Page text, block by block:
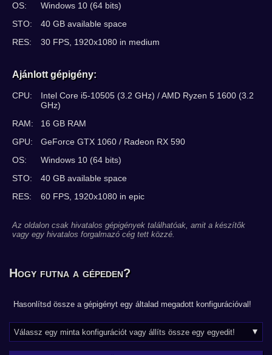
OS:
Windows 10 (64 bits)
STO:
40 GB available space
RES:
30 FPS, 1920x1080 in medium
Ajánlott gépigény:
CPU:
Intel Core i5-10505 (3.2 GHz) / AMD Ryzen 5 1600 (3.2
GHz)
RAM:
16 GB RAM
GPU:
GeForce GTX 1060 / Radeon RX 590
OS:
Windows 10 (64 bits)
STO:
40 GB available space
RES:
60 FPS, 1920x1080 in epic
Az oldalon csak hivatalos gépigények találhatóak, amit a készítők
vagy egy hivatalos forgalmazó cég tett közzé.
Hogy futna a gépeden?
Hasonlítsd össze a gépigényt egy általad megadott konfigurációval!